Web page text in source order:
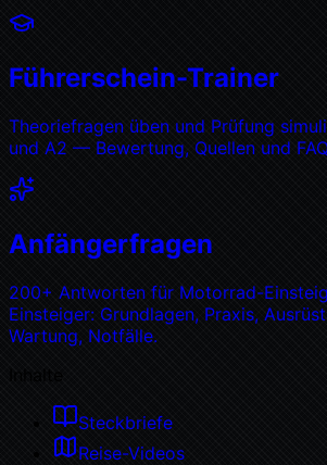
Führerschein-Trainer
Theoriefragen üben und Prüfung
und A2 — Bewertung, Quellen und
Anfängerfragen
200+ Antworten für Motorrad-
Einsteiger: Grundlagen, Praxis,
Wartung, Notfälle.
Inhalte
Steckbriefe
Reise-Videos